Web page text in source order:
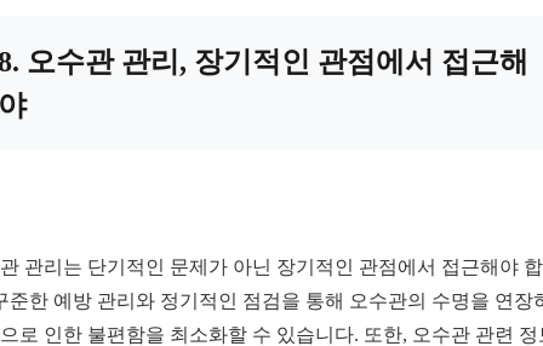
오수관 관리, 장기적인 관점에서 접근해
관리는 단기적인 문제가 아닌 장기적인 관점에서 접근해야
준한 예방 관리와 정기적인 점검을 통해 오수관의 수명을 연장
로 인한 불편함을 최소화할 수 있습니다. 또한, 오수관 관련 정